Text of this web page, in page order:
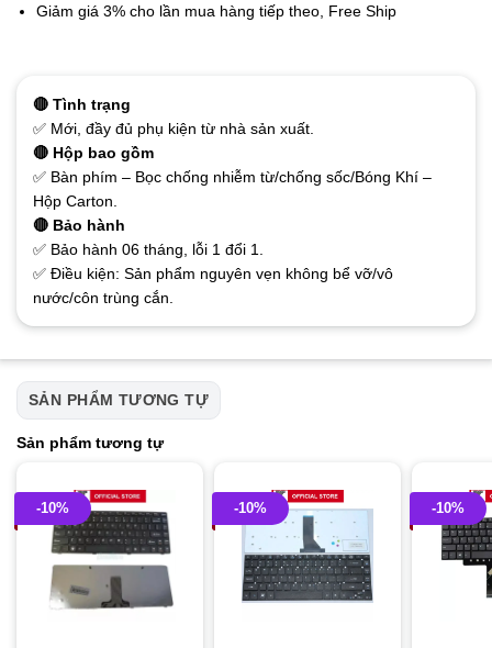
Giảm giá 3% cho lần mua hàng tiếp theo, Free Ship
🔴 Tình trạng
✅ Mới, đầy đủ phụ kiện từ nhà sản xuất.
🔴 Hộp bao gồm
✅ Bàn phím – Bọc chống nhiễm từ/chống sốc/Bóng Khí –
Hộp Carton.
🔴 Bảo hành
✅ Bảo hành 06 tháng, lỗi 1 đổi 1.
✅ Điều kiện: Sản phẩm nguyên vẹn không bể vỡ/vô
nước/côn trùng cắn.
SẢN PHẨM TƯƠNG TỰ
Sản phẩm tương tự
-10% -10% -10%